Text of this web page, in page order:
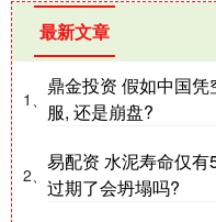
最新文章
1、
鼎金投资 假如中国
服, 还是崩盘?
2、
易配资 水泥寿命仅
过期了会坍塌吗?